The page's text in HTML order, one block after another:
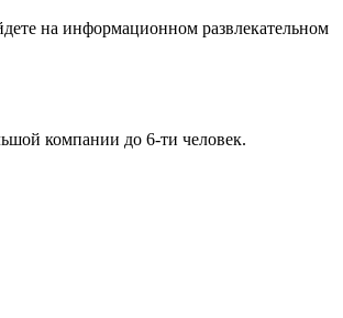
на информационном развлекательном
компании до 6-ти человек.